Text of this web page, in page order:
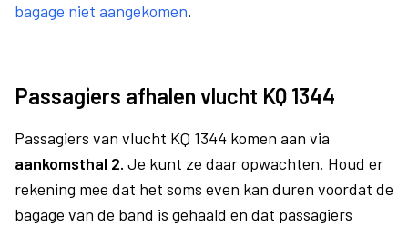
bagage niet aangekomen.
Passagiers afhalen vlucht KQ 1344
Passagiers van vlucht KQ 1344 komen aan via
aankomsthal 2. Je kunt ze daar opwachten. Houd er
rekening mee dat het soms even kan duren voordat de
bagage van de band is gehaald en dat passagiers